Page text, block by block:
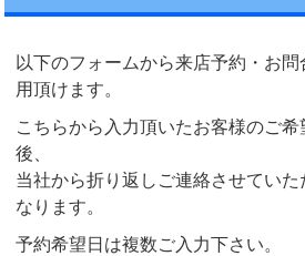
以下のフォームから来店予約・お
用頂けます。
こちらから入力頂いたお客様のご
後、
当社から折り返しご連絡させていた
なります。
予約希望日は複数ご入力下さい。